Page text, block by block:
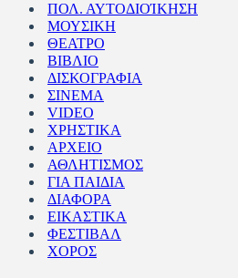
ΠΟΛ. ΑΥΤΟΔΙΟΊΚΗΣΗ
ΜΟΥΣΙΚΗ
ΘΕΑΤΡΟ
ΒΙΒΛΙΟ
ΔΙΣΚΟΓΡΑΦΙΑ
ΣΙΝΕΜΑ
VIDEO
ΧΡΗΣΤΙΚΑ
ΑΡΧΕΙΟ
ΑΘΛΗΤΙΣΜΟΣ
ΓΙΑ ΠΑΙΔΙΑ
ΔΙΑΦΟΡΑ
ΕΙΚΑΣΤΙΚΑ
ΦΕΣΤΙΒΑΛ
ΧΟΡΟΣ